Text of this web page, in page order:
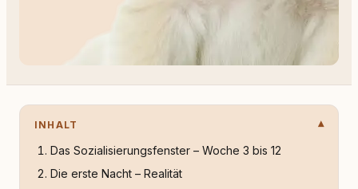
INHALT
Das Sozialisierungsfenster – Woche 3 bis 12
Die erste Nacht – Realität